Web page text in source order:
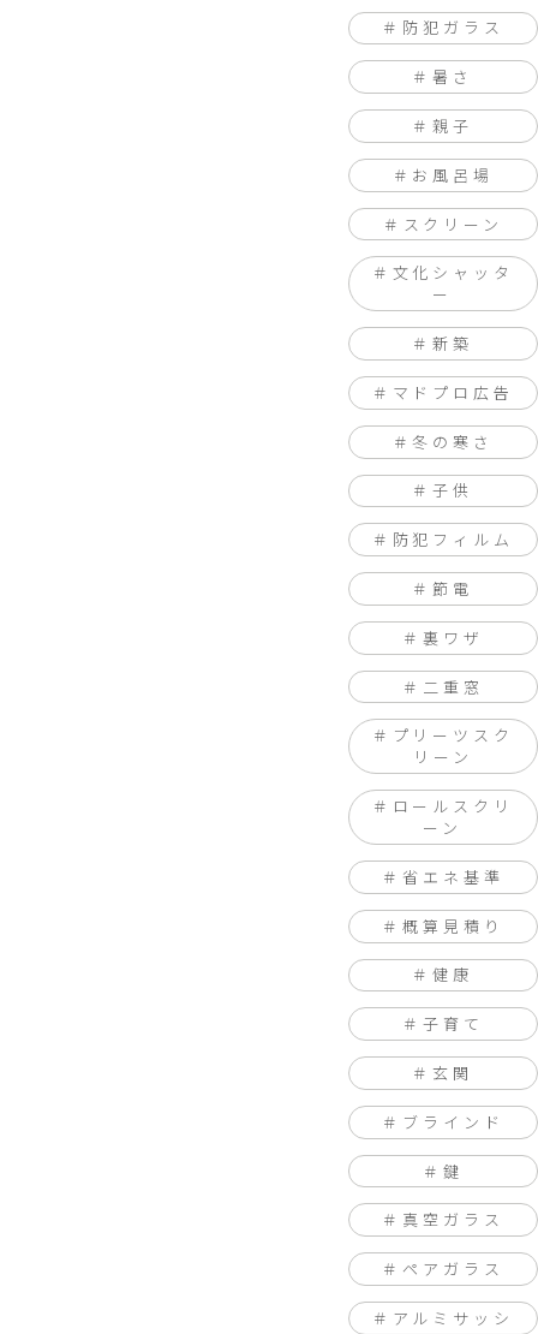
防犯ガラス
暑さ
親子
お風呂場
スクリーン
文化シャッタ
ー
新築
マドプロ広告
冬の寒さ
子供
防犯フィルム
節電
裏ワザ
二重窓
プリーツスク
リーン
ロールスクリ
ーン
省エネ基準
概算見積り
健康
子育て
玄関
ブラインド
鍵
真空ガラス
ペアガラス
アルミサッシ